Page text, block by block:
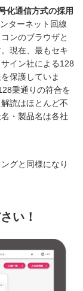
化通信方式の採用
ターネット回線
ンのブラウザと
現在、最もセキ
イン社による128
保護していま
乗通りの符合を
読はほとんど不
・製品名は各社
グと同様になり
い！